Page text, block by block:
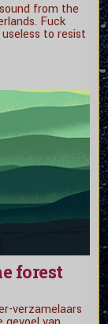
from the
Fuck
to resist
forest
verzamelaars